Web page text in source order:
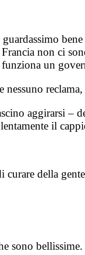
non ci
un
nessuno
aggirarsi –
il
della
sono bellissime.